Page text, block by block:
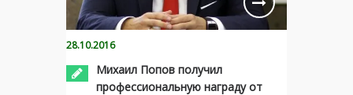
28.10.2016
Михаил Попов получил
профессиональную награду от